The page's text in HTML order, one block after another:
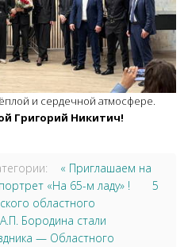
и сердечной атмосфере.
Григорий Никитич!
« Приглашаем на
«На 65-м ладу» !
5
областного
Бородина стали
— Областного